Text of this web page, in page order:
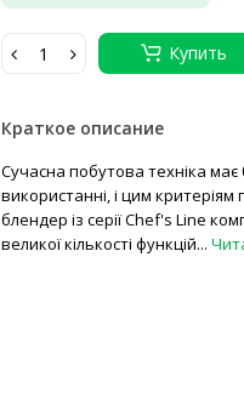
Купить
Краткое описание
Сучасна побутова техніка
використанні, і цим
блендер із серії Chef's Line
великої кількості функцій...